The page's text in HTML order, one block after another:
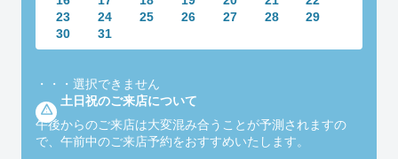
23
24 25 26 27 28
29
30
31
・・・ 選択できません
土日祝のご来店について
午後からのご来店は大変混み合うことが予測されますの
で、午前中のご来店予約をおすすめいたします。